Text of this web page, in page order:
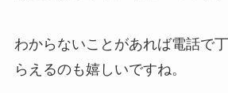
わからないことがあれば電話で
らえるのも嬉しいですね。